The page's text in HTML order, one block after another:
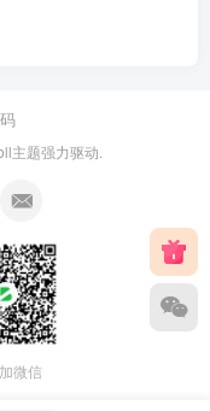
主题强力驱动.
微信